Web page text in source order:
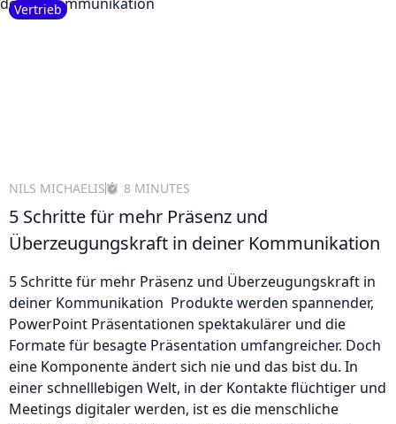
Vertrieb
NILS MICHAELIS 8 MINUTES
5 Schritte für mehr Präsenz und
Überzeugungskraft in deiner Kommunikation
5 Schritte für mehr Präsenz und Überzeugungskraft in
deiner Kommunikation Produkte werden spannender,
PowerPoint Präsentationen spektakulärer und die
Formate für besagte Präsentation umfangreicher. Doch
eine Komponente ändert sich nie und das bist du. In
einer schnelllebigen Welt, in der Kontakte flüchtiger und
Meetings digitaler werden, ist es die menschliche